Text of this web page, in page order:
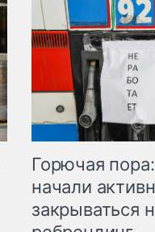
Горючая
начали
закрываться